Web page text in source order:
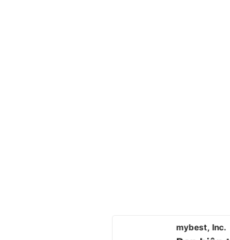
mybest, Inc.